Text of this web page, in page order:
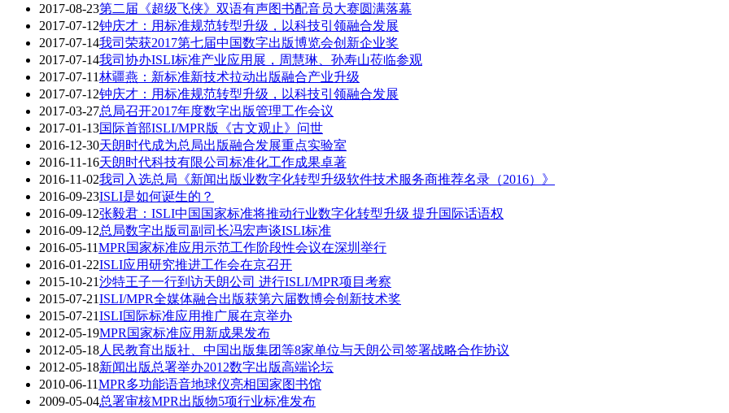
2017-08-23第二届《超级飞侠》双语有声图书配音员大赛圆满落幕
2017-07-12钟庆才：用标准规范转型升级，以科技引领融合发展
2017-07-14我司荣获2017第七届中国数字出版博览会创新企业奖
2017-07-14我司协办ISLI标准产业应用展，周慧琳、孙寿山莅临参观
2017-07-11林疆燕：新标准新技术拉动出版融合产业升级
2017-07-12钟庆才：用标准规范转型升级，以科技引领融合发展
2017-03-27总局召开2017年度数字出版管理工作会议
2017-01-13国际首部ISLI/MPR版《古文观止》问世
2016-12-30天朗时代成为总局出版融合发展重点实验室
2016-11-16天朗时代科技有限公司标准化工作成果卓著
2016-11-02我司入选总局《新闻出版业数字化转型升级软件技术服务商推荐名录（2016）》
2016-09-23ISLI是如何诞生的？
2016-09-12张毅君：ISLI中国国家标准将推动行业数字化转型升级 提升国际话语权
2016-09-12总局数字出版司副司长冯宏声谈ISLI标准
2016-05-11MPR国家标准应用示范工作阶段性会议在深圳举行
2016-01-22ISLI应用研究推进工作会在京召开
2015-10-21沙特王子一行到访天朗公司 进行ISLI/MPR项目考察
2015-07-21ISLI/MPR全媒体融合出版获第六届数博会创新技术奖
2015-07-21ISLI国际标准应用推广展在京举办
2012-05-19MPR国家标准应用新成果发布
2012-05-18人民教育出版社、中国出版集团等8家单位与天朗公司签署战略合作协议
2012-05-18新闻出版总署举办2012数字出版高端论坛
2010-06-11MPR多功能语音地球仪亮相国家图书馆
2009-05-04总署审核MPR出版物5项行业标准发布